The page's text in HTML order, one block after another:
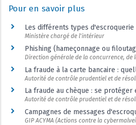
Pour en savoir plus
Les différents types
Ministère chargé de l'intérieur
Phishing (hameçonnage ou
Direction générale de la concurrence, de
La fraude à la carte bancaire :
Autorité de contrôle prudentiel et de
La fraude au chèque : se protéger
Autorité de contrôle prudentiel et de
Campagnes de messages
GIP ACYMA (Actions contre la